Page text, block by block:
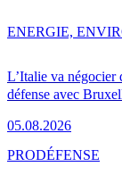
L’Italie va négocier
défense avec
05.08.2026
ENERGIE,
PRODÉFENSE